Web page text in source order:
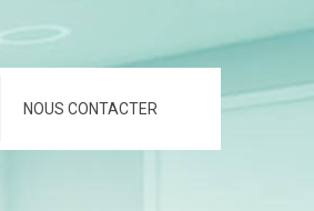
NOUS CONTACTER